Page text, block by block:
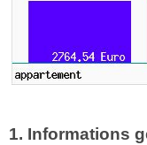
1. Informations